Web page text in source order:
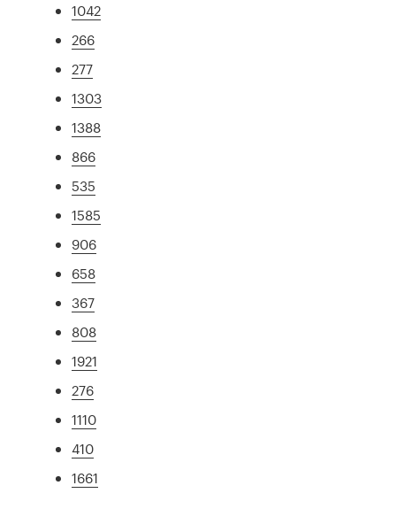
1042
266
277
1303
1388
866
535
1585
906
658
367
808
1921
276
1110
410
1661